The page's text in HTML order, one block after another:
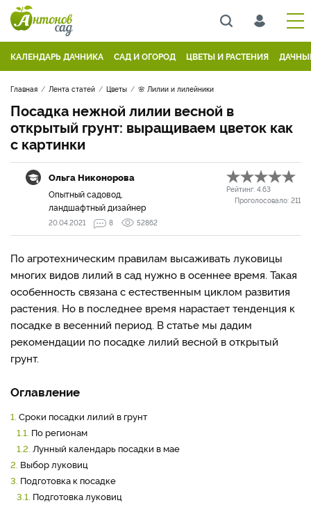
КАЛЕНДАРЬ ДАЧНИКА САД И ОГОРОД ЦВЕТЫ И РАСТЕНИЯ
Главная Лента статей Цветы 🌸 Лилии и лилейники
Посадка нежной лилии весной в
открытый грунт: выращиваем цветок как
с картинки
Ольга Никонорова
Опытный садовод,
ландшафтный дизайнер
Рейтинг: 4.63
Проголосовало: 211
20.04.2021 8 52862
По агротехническим правилам высаживать луковицы
многих видов лилий в сад нужно в осеннее время. Такая
особенность связана с естественным циклом развития
растения. Но в последнее время нарастает тенденция к
посадке в весенний период. В статье мы дадим
рекомендации по посадке лилий весной в открытый
грунт.
Оглавление
1. Сроки посадки лилий в грунт
1.1. По регионам
1.2. Лунный календарь посадки в мае
2. Выбор луковиц
3. Подготовка к посадке
3.1. Подготовка луковиц